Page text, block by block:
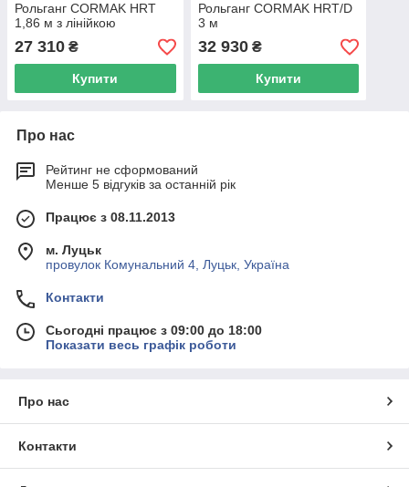
Рольганг CORMAK HRT
1,86 м з лінійкою
27 310 ₴
Купити
Рольганг CORMAK HRT/D
3 м
32 930₴
Купити
Про нас
Рейтинг не сформований
Менше 5 відгуків за останній рік
Працює з 08.11.2013
м. Луцьк
провулок Комунальний 4, Луцьк, Україна
Контакти
Сьогодні працює з 09:00 до 18:00
Показати весь графік роботи
Про нас
Контакти